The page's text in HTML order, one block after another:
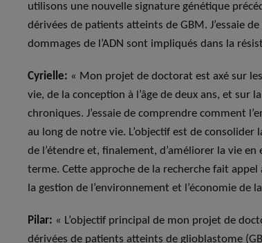
utilisons une nouvelle signature génétique
dérivées de patients atteints de GBM. J’essaie
dommages de l’ADN sont impliqués dans la
Cyrielle: « Mon projet de doctorat est axé sur
vie, de la conception à l’âge de deux ans, et
chroniques. J’essaie de comprendre comment
au long de notre vie. L’objectif est de
de l’étendre et, finalement, d’améliorer la vie
terme. Cette approche de la recherche fait
la gestion de l’environnement et l’économie de
Pilar: « L’objectif principal de mon projet de
dérivées de patients atteints de glioblastome